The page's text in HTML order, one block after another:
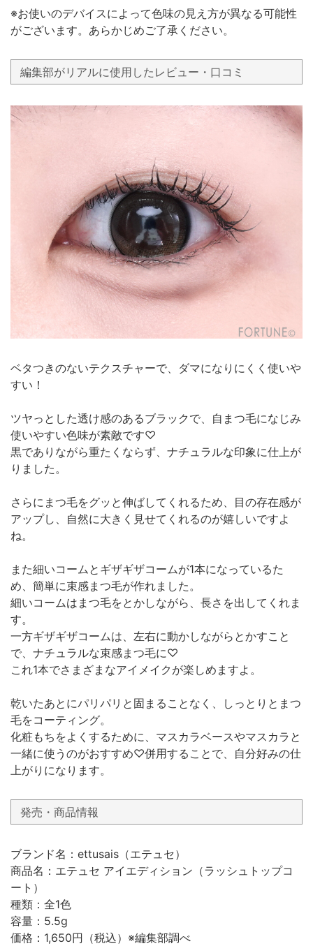
※お使いのデバイスによって色味の見え方が異なる可能性
がございます。あらかじめご了承ください。
編集部がリアルに使用したレビュー・口コミ
ベタつきのないテクスチャーで、ダマになりにくく使いや
すい！
ツヤっとした透け感のあるブラックで、自まつ毛になじみ
使いやすい色味が素敵です♡
黒でありながら重たくならず、ナチュラルな印象に仕上が
りました。
さらにまつ毛をグッと伸ばしてくれるため、目の存在感が
アップし、自然に大きく見せてくれるのが嬉しいですよ
ね。
また細いコームとギザギザコームが1本になっているた
め、簡単に束感まつ毛が作れました。
細いコームはまつ毛をとかしながら、長さを出してくれま
す。
一方ギザギザコームは、左右に動かしながらとかすこと
で、ナチュラルな束感まつ毛に♡
これ1本でさまざまなアイメイクが楽しめますよ。
乾いたあとにパリパリと固まることなく、しっとりとまつ
毛をコーティング。
化粧もちをよくするために、マスカラベースやマスカラと
一緒に使うのがおすすめ♡併用することで、自分好みの仕
上がりになります。
発売・商品情報
ブランド名：ettusais（エテュセ）
商品名：エテュセ アイエディション（ラッシュトップコ
ート）
種類：全1色
容量：5.5g
価格：1,650円（税込）※編集部調べ